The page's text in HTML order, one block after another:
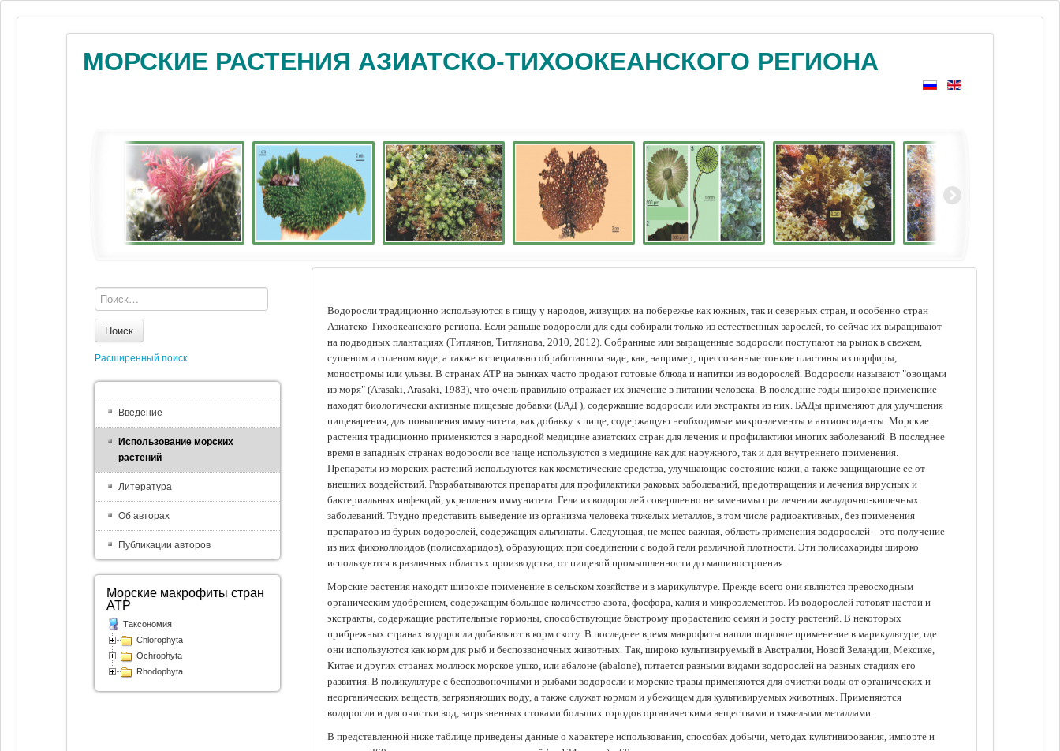
МОРСКИЕ РАСТЕНИЯ АЗИАТСКО-ТИХООКЕАНСКОГО РЕГИОНА
Водоросли традиционно используются в пищу у народов, живущих на побережье как южных, так и северных стран, и особенно стран
Азиатско-Тихоокеанского региона. Если раньше водоросли для еды собирали только из естественных зарослей, то сейчас их выращивают
на подводных плантациях (Tитлянов, Титлянова, 2010, 2012). Собранные или выращенные водоросли поступают на рынок в свежем,
сушеном и соленом виде, а также в специально обработанном виде, как, например, прессованные тонкие пластины из порфиры,
моностромы или ульвы. В странах АТР на рынках часто продают готовые блюда и напитки из водорослей. Водоросли называют "овощами
из моря" (Arasaki, Arasaki, 1983), что очень правильно отражает их значение в питании человека. В последние годы широкое применение
находят биологически активные пищевые добавки (БАД ), содержащие водоросли или экстракты из них. БАДы применяют для улучшения
пищеварения, для повышения иммунитета, как добавку к пище, содержащую необходимые микроэлементы и антиоксиданты. Морские
растения традиционно применяются в народной медицине азиатских стран для лечения и профилактики многих заболеваний. В последнее
время в западных странах водоросли все чаще используются в медицине как для наружного, так и для внутреннего применения.
Препараты из морских растений используются как косметические средства, улучшающие состояние кожи, а также защищающие ее от
внешних воздействий. Разрабатываются препараты для профилактики раковых заболеваний, предотвращения и лечения вирусных и
бактериальных инфекций, укрепления иммунитета. Гели из водорослей совершенно не заменимы при лечении желудочно-кишечных
заболеваний. Трудно представить выведение из организма человека тяжелых металлов, в том числе радиоактивных, без применения
препаратов из бурых водорослей, содержащих альгинаты. Следующая, не менее важная, область применения водорослей – это получение
из них фикоколлоидов (полисахаридов), образующих при соединении с водой гели различной плотности. Эти полисахариды широко
используются в различных областях производства, от пищевой промышленности до машиностроения.
Морские растения находят широкое применение в сельском хозяйстве и в марикультуре. Прежде всего они являются превосходным
органическим удобрением, содержащим большое количество азота, фосфора, калия и микроэлементов. Из водорослей готовят настои и
экстракты, содержащие растительные гормоны, способствующие быстрому прорастанию семян и росту растений. В некоторых
прибрежных странах водоросли добавляют в корм скоту. В последнее время макрофиты нашли широкое применение в марикультуре, где
они используются как корм для рыб и беспозвоночных животных. Так, широко культивируемый в Австралии, Новой Зеландии, Мексике,
Китае и других странах моллюск морское ушко, или абалоне (abalone), питается разными видами водорослей на разных стадиях его
развития. В поликультуре с беспозвоночными и рыбами водоросли и морские травы применяются для очистки воды от органических и
неорганических веществ, загрязняющих воду, а также служат кормом и убежищем для культивируемых животных. Применяются
водоросли и для очистки вод, загрязненных стоками больших городов органическими веществами и тяжелыми металлами.
В представленной ниже таблице приведены данные о характере использования, способах добычи, методах культивирования, импорте и
Поиск
Расширенный поиск
Введение
Использование морских
растений
Литература
Об авторах
Публикации авторов
Морские макрофиты стран
АТР
Таксономия
Chlorophyta
Ochrophyta
Rhodophyta